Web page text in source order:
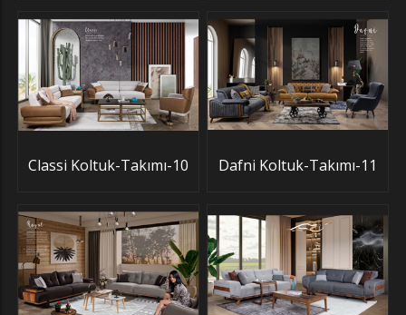
Classi Koltuk-Takımı-10 Dafni Koltuk-Takımı-11